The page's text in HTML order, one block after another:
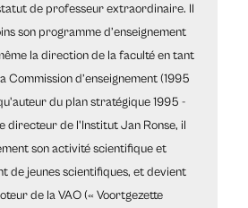
de professeur extraordinaire. Il
son programme d’enseignement
la direction de la faculté en tant
Commission d’enseignement (1995
du plan stratégique 1995 -
directeur de l'Institut Jan Ronse, il
son activité scientifique et
de jeunes scientifiques, et devient
de la VAO (« Voortgezette